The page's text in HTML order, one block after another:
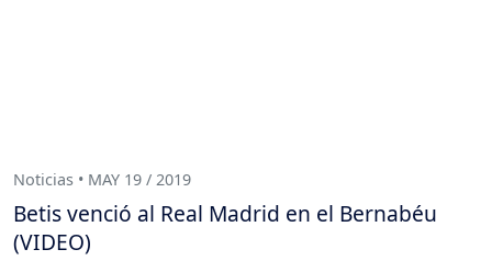
Noticias • MAY 19 / 2019
Betis venció al Real Madrid en el Bernabéu
(VIDEO)